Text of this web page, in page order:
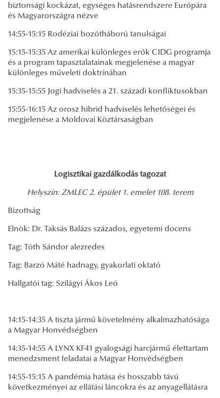
biztonsági kockázat, egységes hatásrendszere Európára
és Magyarországra nézve
14:55-15:15 Rodéziai bozótháború tanulságai
15:15-15:35 Az amerikai különleges erők CIDG programja
és a program tapasztalatainak megjelenése a magyar
különleges műveleti doktrínában
15:35-15:55 Jogi hadviselés a 21. századi konfliktusokban
15:55-16:15 Az orosz hibrid hadviselés lehetőségei és
megjelenése a Moldovai Köztársaságban
Logisztikai gazdálkodás tagozat
Helyszín: ZMLEC 2. épület 1. emelet 108. terem
Bizottság
Elnök: Dr. Taksás Balázs százados, egyetemi docens
Tag: Tóth Sándor alezredes
Tag: Barzó Máté hadnagy, gyakorlati oktató
Hallgatói tag: Szilágyi Ákos Leó
14:15-14:35 A tiszta jármű követelmény alkalmazhatósága
a Magyar Honvédségben
14:35-14:55 A LYNX KF41 gyalogsági harcjármű élettartam
menedzsment feladatai a Magyar Honvédségben
14:55-15:15 A pandémia hatása és hosszabb távú
következményei az ellátási láncokra és az anyagellátásra